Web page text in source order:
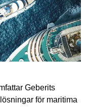
Geberits
för maritima